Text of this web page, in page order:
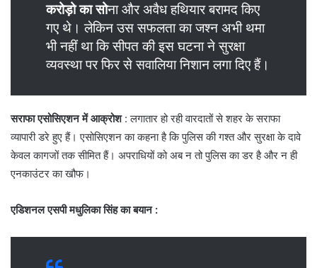
करोड़ो का सोना और अवैध हथियार बरामद किए
गए थे। लेकिन उस सफलता का जश्न अभी थमा
भी नहीं था कि सीपत की इस घटना ने सुरक्षा
व्यवस्था पर फिर से सवालिया निशान लगा दिए हैं।
सराफा एसोसिएशन में आक्रोश: ​लगातार हो रही वारदातों से शहर के सराफा
व्यापारी डरे हुए हैं। एसोसिएशन का कहना है कि पुलिस की गश्त और सुरक्षा के दावे
केवल कागजों तक सीमित हैं। अपराधियों को अब न तो पुलिस का डर है और न ही
एनकाउंटर का खौफ।
एडिशनल एसपी मधुलिका सिंह का बयान :